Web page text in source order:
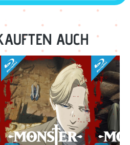
Navigation
AUCH